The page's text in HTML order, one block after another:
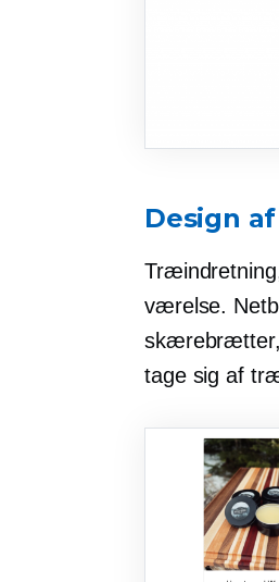
Design
værelse.
tage sig af